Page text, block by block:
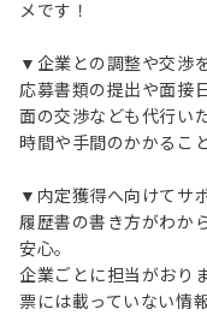
メです！
▼企業との調整や交渉
応募書類の提出や面接
面の交渉なども代行い
時間や手間のかかるこ
▼内定獲得へ向けてサ
履歴書の書き方がわか
安心。
企業ごとに担当がおり
票には載っていない情